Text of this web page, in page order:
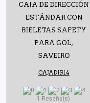
CAJA DE DIRECCIÓN
ESTÁNDAR CON
BIELETAS SAFETY
PARA GOL,
SAVEIRO
CAJADIR14
1 Reseña(s)